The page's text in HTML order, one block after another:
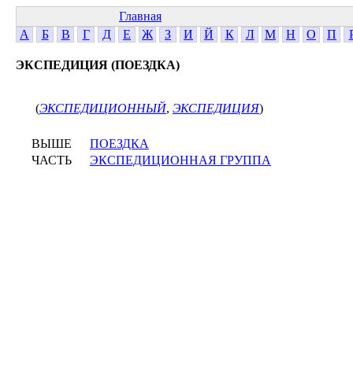
Главная
А
Б В Г Д Е Ж З И Й К Л М Н О П
ЭКСПЕДИЦИЯ (ПОЕЗДКА)
(ЭКСПЕДИЦИОННЫЙ, ЭКСПЕДИЦИЯ)
ВЫШЕ
ПОЕЗДКА
ЧАСТЬ
ЭКСПЕДИЦИОННАЯ ГРУППА